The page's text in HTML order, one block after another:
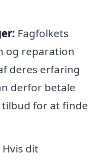
Fagfolkets
og reparation
deres erfaring
derfor betale
for at finde
Hvis dit